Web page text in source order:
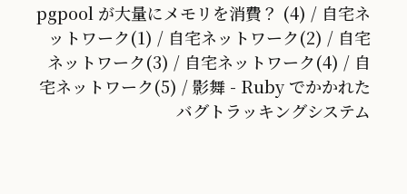
pgpool が大量にメモリを消費？ (4) / 自宅ネ
ットワーク(1) / 自宅ネットワーク(2) / 自宅
ネットワーク(3) / 自宅ネットワーク(4) / 自
宅ネットワーク(5) / 影舞 - Ruby でかかれた
バグトラッキングシステム